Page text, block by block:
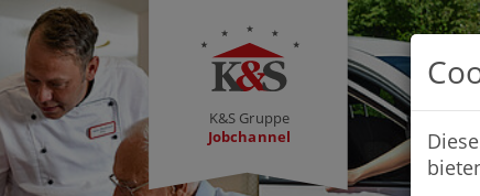
K&S Gruppe
Jobchannel